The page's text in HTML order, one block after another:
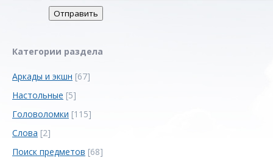
Отправить
Категории раздела
Аркады и экшн [67]
Настольные [5]
Головоломки [115]
Слова [2]
Поиск предметов [68]